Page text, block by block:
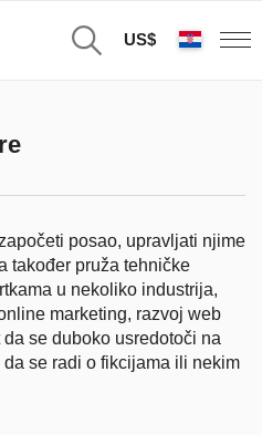
US$
posao, upravljati njime
također pruža tehničke
u nekoliko industrija,
marketing, razvoj web
se duboko usredotoči na
se radi o fikcijama ili nekim